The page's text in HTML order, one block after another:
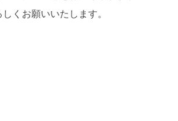
しくお願いいたします。